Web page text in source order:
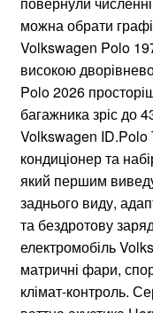
можна обрати
Volkswagen Polo
високою
Polo 2026
багажника зріс до
Volkswagen ID.Polo
кондиціонер та
який першим
заднього виду,
та бездротову
електромобіль
матричні фари,
клімат-контроль.